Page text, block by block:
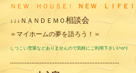
ＮＥＷ ＨＯＵＳＥ !
ＮＥＷ ＬＩＦＥ！
↓↓↓ＮＡＮＤＥＭＯ相談会
＝マイホームの夢を語ろう！＝
しつこい営業などありませんので気軽にご利用下さい(^o^)
…………………………………………………………